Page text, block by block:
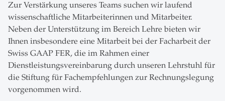
Zur Verstärkung unseres Teams suchen wir laufend
wissenschaftliche Mitarbeiterinnen und Mitarbeiter.
Neben der Unterstützung im Bereich Lehre bieten wir
Ihnen insbesondere eine Mitarbeit bei der Facharbeit der
Swiss GAAP FER, die im Rahmen einer
Dienstleistungsvereinbarung durch unseren Lehrstuhl für
die Stiftung für Fachempfehlungen zur Rechnungslegung
vorgenommen wird.